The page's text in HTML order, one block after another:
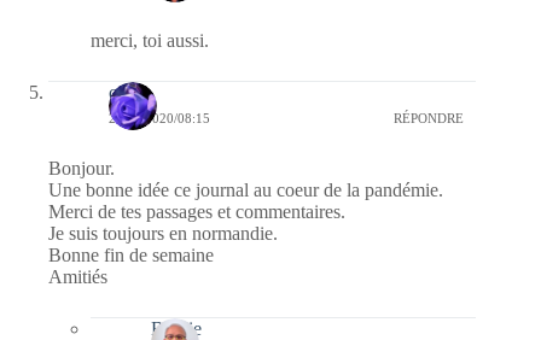
merci, toi aussi.
covix
28/08/2020/08:15 RÉPONDRE
Bonjour.
Une bonne idée ce journal au coeur de la pandémie.
Merci de tes passages et commentaires.
Je suis toujours en normandie.
Bonne fin de semaine
Amitiés
Bernie